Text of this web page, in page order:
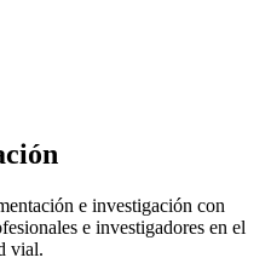
e investigación con
e investigadores en el
vial.